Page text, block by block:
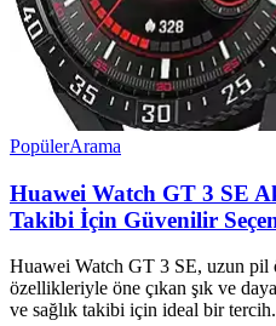
PopülerArama
Huawei Watch GT 3 SE
Takibi İçin Güvenilir
Huawei Watch GT 3 SE, uzun pil
özellikleriyle öne çıkan şık ve
ve sağlık takibi için ideal bir tercih.